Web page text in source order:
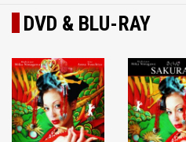
DVD & BLU-RAY